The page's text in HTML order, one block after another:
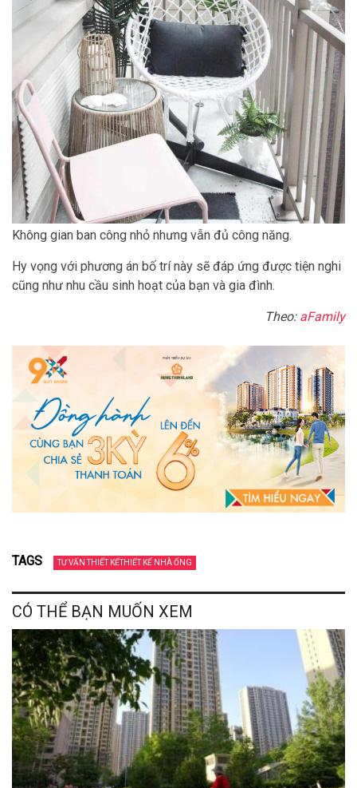
Không gian ban công nhỏ nhưng vẫn đủ công năng.
Hy vọng với phương án bố trí này sẽ đáp ứng được tiện nghi
cũng như nhu cầu sinh hoạt của bạn và gia đình.
Theo: aFamily
TAGS TƯ VẤN THIẾT KẾTHIẾT KẾ NHÀ ỐNG
CÓ THỂ BẠN MUỐN XEM